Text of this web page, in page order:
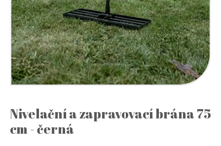
Nivelační a zapravovací brána 75
cm - černá